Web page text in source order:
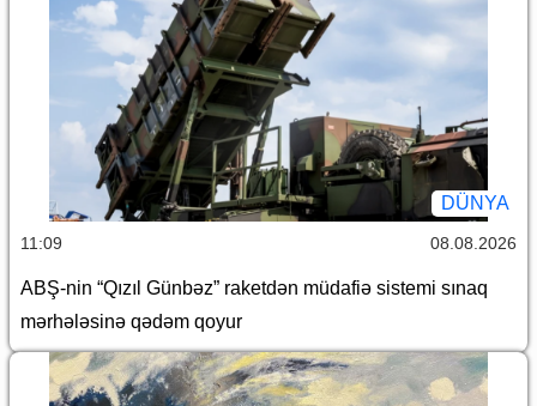
DÜNYA
11:09 08.08.2026
ABŞ-nin “Qızıl Günbəz” raketdən müdafiə sistemi sınaq
mərhələsinə qədəm qoyur